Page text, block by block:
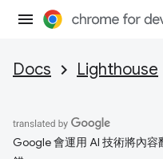
Docs Lighthouse
Google 會運用 AI 技術將內